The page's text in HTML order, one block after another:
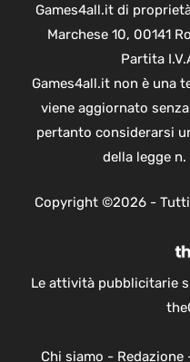
Games4all.it di
Marchese 10, 00141
Partita
Games4all.it non è una
viene aggiornato
pertanto considerarsi
della legge
Copyright ©2026 -
Le attività pubblicitarie
Chi siamo - Redazione